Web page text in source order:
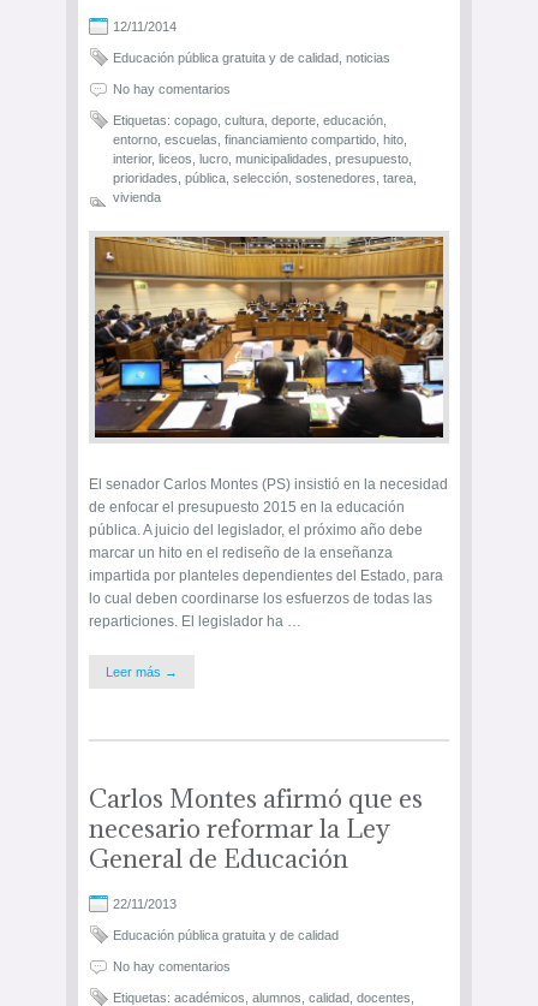
12/11/2014
Educación pública gratuita y de calidad noticias
No hay comentarios
Etiquetas: copago cultura deporte educación
entorno escuelas financiamiento compartido hito
interior, liceos lucro municipalidades presupuesto
prioridades pública selección sostenedores tarea
vivienda
El senador Carlos Montes (PS) insistió en la necesidad
de enfocar el presupuesto 2015 en la educación
pública. A juicio del legislador, el próximo año debe
marcar un hito en el rediseño de la enseñanza
impartida por planteles dependientes del Estado, para
lo cual deben coordinarse los esfuerzos de todas las
reparticiones. El legislador ha …
Leer más →
Carlos Montes afirmó que es
necesario reformar la Ley
General de Educación
22/11/2013
Educación pública gratuita y de calidad
No hay comentarios
Etiquetas: académicos alumnos calidad docentes